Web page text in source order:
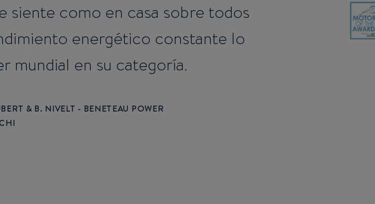
siente como en casa sobre todos
energético constante lo
mundial en su categoría.
& B. NIVELT - BENETEAU POWER